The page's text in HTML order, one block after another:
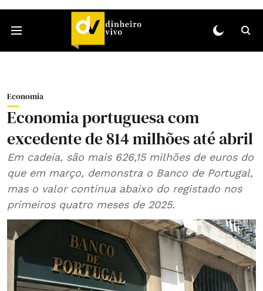
Economia
Economia portuguesa com
excedente de 814 milhões até abril
Em cadeia, são mais 626,15 milhões de euros do
que em março, demonstra o Banco de Portugal,
mas o valor continua abaixo do registado nos
primeiros quatro meses de 2025.